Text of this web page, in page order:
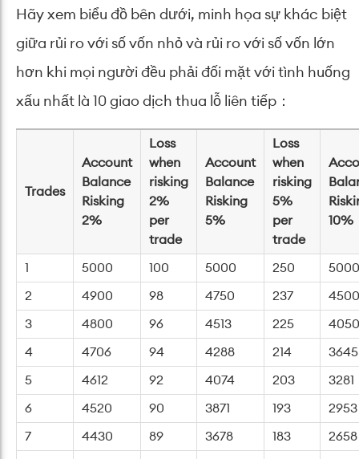
Hãy xem biểu đồ bên dưới, minh họa sự khác biệt
giữa rủi ro với số vốn nhỏ và rủi ro với số vốn lớn
hơn khi mọi người đều phải đối mặt với tình huống
xấu nhất là 10 giao dịch thua lỗ liên tiếp ​：
Trades
Account
Balance
Risking
2%
Loss
when
risking
2%
per
trade
Account
Balance
Risking
5%
Loss
when
risking
5%
per
trade
10%
1 5000 100 5000 250 5000
2 4900 98 4750 237 4500
3 4800 96 4513 225 4050
4 4706 94 4288 214 3645
5 4612 92 4074 203 3281
6 4520 90 3871 193 2953
7 4430 89 3678 183 2658